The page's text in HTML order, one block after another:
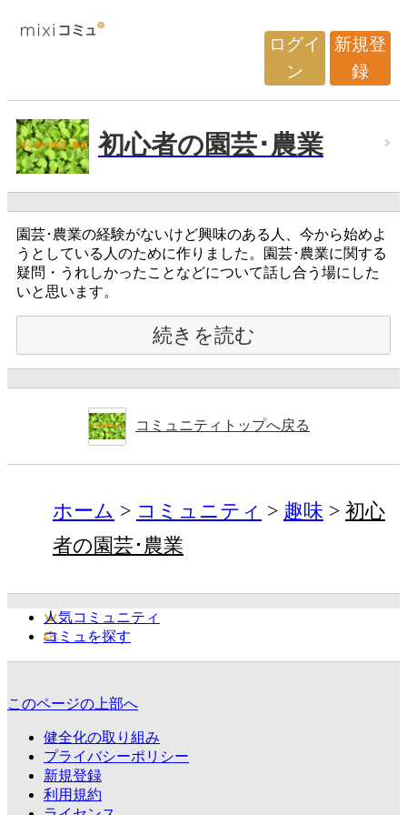
ログイ
ン
新規登
録
初心者の園芸･農業
園芸･農業の経験がないけど興味のある人、今から始めよ
うとしている人のために作りました。園芸･農業に関する
疑問・うれしかったことなどについて話し合う場にした
いと思います。
続きを読む
コミュニティトップへ戻る
ホーム コミュニティ 趣味
初心
者の園芸･農業
人気コミュニティ
コミュを探す
このページの上部へ
健全化の取り組み
プライバシーポリシー
新規登録
利用規約